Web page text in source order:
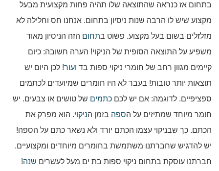
בתחום אז כנראה שהתוצאה שלו תהיה פחות מקצועית מבעל
מקצוע שיש לו הרבה שנות ניסיון בתחום. אנחנו חס וחלילה לא
מזלזלים בשום בעל מקצוע. פשוט בתחום הזה הניסיון מאוד
משפיע על התוצאה הסופית של הניקוי! הערה חשובה: כיום
קיימים מגוון רחב של חומרי ניקוי ספות בד ועור! לכן היום יש
תוצאות יותר טובות! בעבר לא היו חומרים שמיועדים לכתמים
ספציפיים. לדוגמה: אם יש לכם כתמים של טושים או צבעים. יש
חומר מיוחד שמתיזים על הספה בזמן הניקוי. הוא מפרק את
הכתם. כך שבניקוי עצמו הכתם יורד ולא נשאר כתם על הספה!
יש להדגיש שחברתנו משתמשת בחומרים מיוחדים ומקצועיים.
חברתנו עוסקת בתחום ניקוי ספות בת ים מעל לעשרים שנה!